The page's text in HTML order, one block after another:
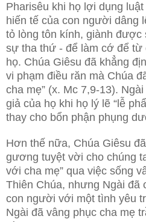
Pharisêu khi họ lợi dụng luật
hiến tế của con người dâng
tỏ lòng tôn kính, giành
sự tha thứ - để làm cớ để từ
họ. Chúa Giêsu đã khẳng
vi phạm điều răn mà Chúa
cha mẹ” (x. Mc 7,9-13).
giả của họ khi họ lý lẽ “lễ
thay cho bổn phận phụng
Hơn thế nữa, Chúa Giêsu
gương tuyệt vời cho chúng
với cha mẹ” qua việc sống
Thiên Chúa, nhưng Ngài đã
con người với một tình yêu
Ngài đã vâng phục cha mẹ